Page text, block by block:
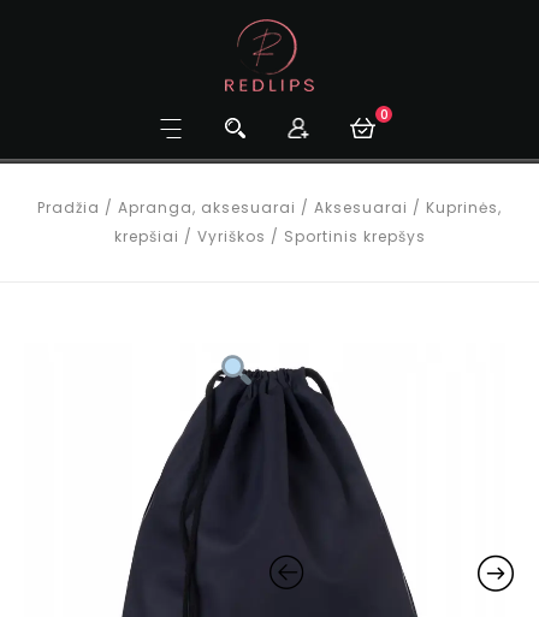
0
Pradžia / Apranga, aksesuarai / Aksesuarai / Kuprinės,
krepšiai / Vyriškos / Sportinis krepšys